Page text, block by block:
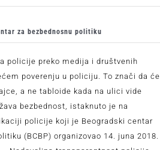
za bezbednosnu politiku
policije preko medija i društvenih
poverenju u policiju. To znači da će
a ne tabloide kada na ulici vide
bezbednost, istaknuto je na
policije koji je Beogradski centar
(BCBP) organizovao 14. juna 2018.